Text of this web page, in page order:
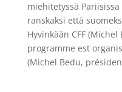
miehitetyssä
ranskaksi että
Hyvinkään CFF
programme est
(Michel Bedu,